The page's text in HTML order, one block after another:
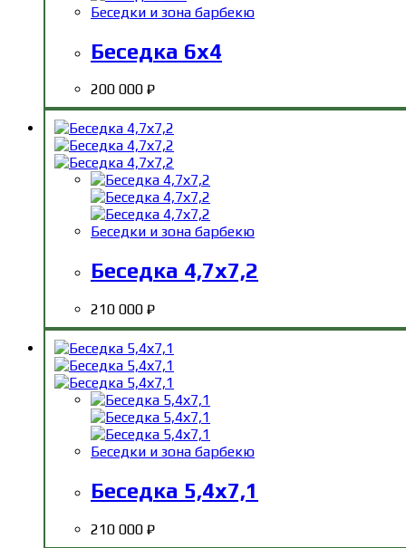
Беседки и зона барбекю
Беседка 6х4
200 000 ₽
Беседки и зона барбекю
Беседка 4,7х7,2
210 000 ₽
Беседки и зона барбекю
Беседка 5,4х7,1
210 000 ₽